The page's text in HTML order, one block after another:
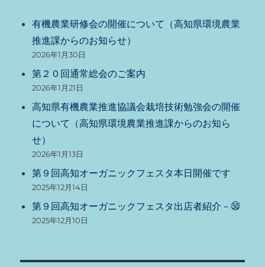
有機農業研修会の開催について（高知県環境農業
推進課からのお知らせ）
2026年1月30日
第２０回通常総会のご案内
2026年1月21日
高知県有機農業推進協議会栽培技術勉強会の開催
について（高知県環境農業推進課からのお知ら
せ）
2026年1月13日
第９回高知オーガニックフェスタ本日開催です
2025年12月14日
第９回高知オーガニックフェスタ出店者紹介－㊿
2025年12月10日